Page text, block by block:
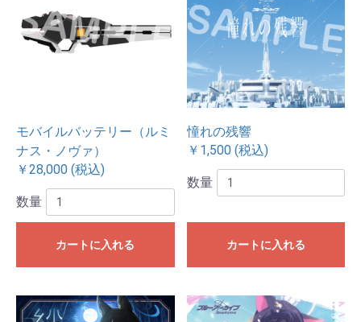
モバイルバッテリー（ルミ
ナス・ノヴァ）
￥28,000 (税込)
数量
カートに入れる
憧れの残響
￥1,500 (税込)
数量
カートに入れる